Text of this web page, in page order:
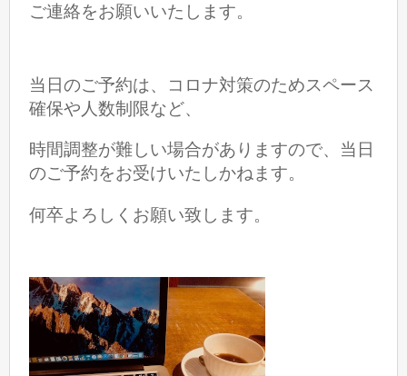
ご連絡をお願いいたします。
当日のご予約は、コロナ対策のためスペース
確保や人数制限など、
時間調整が難しい場合がありますので、当日
のご予約をお受けいたしかねます。
何卒よろしくお願い致します。